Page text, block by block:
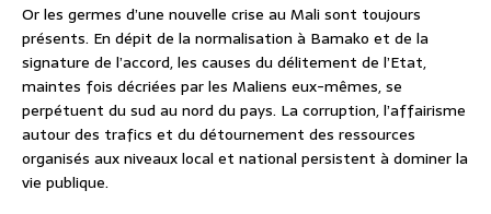
Or les germes d’une nouvelle crise au Mali sont toujours
présents. En dépit de la normalisation à Bamako et de la
signature de l’accord, les causes du délitement de l’Etat,
maintes fois décriées par les Maliens eux-mêmes, se
perpétuent du sud au nord du pays. La corruption, l’affairisme
autour des trafics et du détournement des ressources
organisés aux niveaux local et national persistent à dominer la
vie publique.